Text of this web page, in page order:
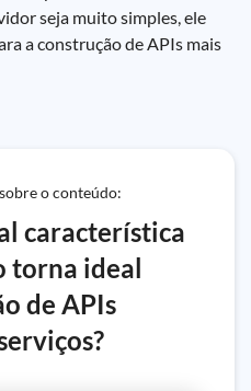
seja muito simples, ele
a construção de APIs mais
o conteúdo:
característica
torna ideal
de APIs